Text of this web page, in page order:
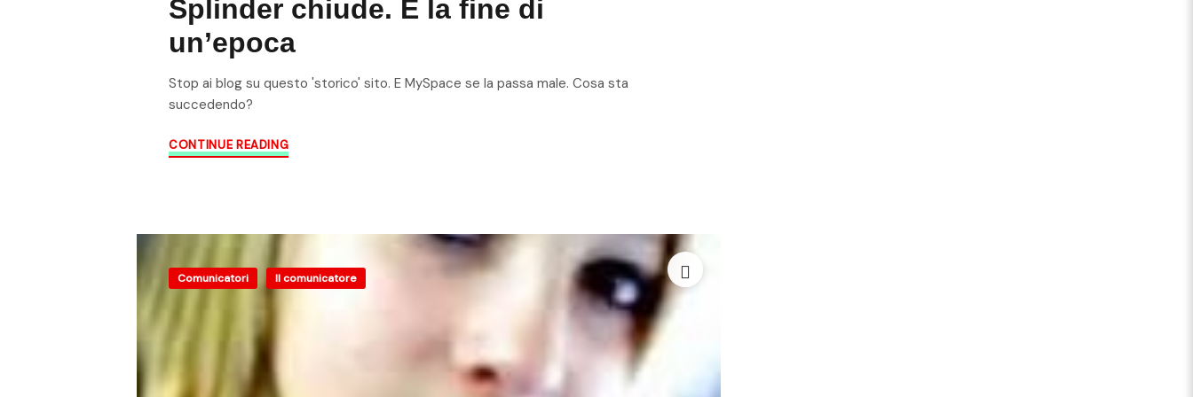
Splinder chiude. È la fine di
un’epoca
Stop ai blog su questo 'storico' sito. E MySpace se la passa male. Cosa sta
succedendo?
CONTINUE READING
Comunicatori Il comunicatore